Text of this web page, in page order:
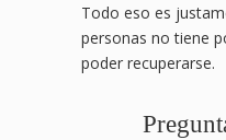
Todo eso es
personas no tiene
poder recuperarse.